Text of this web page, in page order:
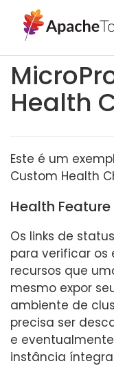
Health
Este é um
Custom Health
Health Feature
Os links de
para verificar os
recursos que
mesmo expor
ambiente de
precisa ser
e
instância